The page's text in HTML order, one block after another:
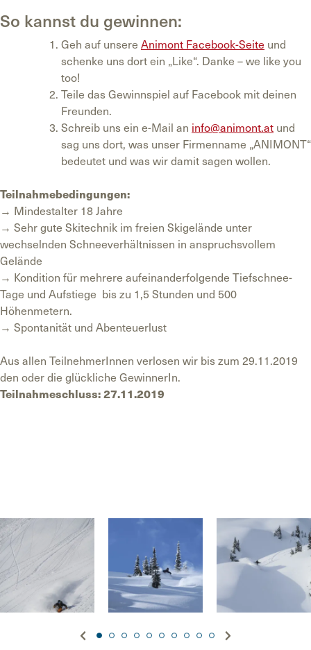
So kannst du gewinnen:
Geh auf unsere Animont Facebook-Seite und
schenke uns dort ein „Like“. Danke – we like you
too!
Teile das Gewinnspiel auf Facebook mit deinen
Freunden.
Schreib uns ein e-Mail an info@animont.at und
sag uns dort, was unser Firmenname „ANIMONT“
bedeutet und was wir damit sagen wollen.
Teilnahmebedingungen:
→ Mindestalter 18 Jahre
→ Sehr gute Skitechnik im freien Skigelände unter
wechselnden Schneeverhältnissen in anspruchsvollem
Gelände
→ Kondition für mehrere aufeinanderfolgende Tiefschnee-
Tage und Aufstiege bis zu 1,5 Stunden und 500
Höhenmetern.
→ Spontanität und Abenteuerlust
Aus allen TeilnehmerInnen verlosen wir bis zum 29.11.2019
den oder die glückliche GewinnerIn.
Teilnahmeschluss: 27.11.2019